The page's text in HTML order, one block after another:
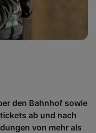
den Bahnhof sowie
ab und nach
von mehr als